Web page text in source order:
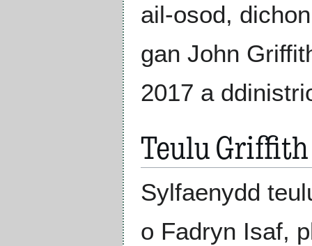
ail-osod,
gan John
2017 a
Teulu Griffith
Sylfaenydd
o Fadryn Isaf,